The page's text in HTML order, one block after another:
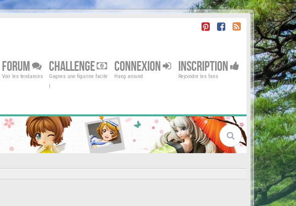
FORUM
Voir les tendances
CHALLENGE
Gagnes une figurine facile
!
CONNEXION
Hang around
INSCRIPTION
Rejoindre les fans